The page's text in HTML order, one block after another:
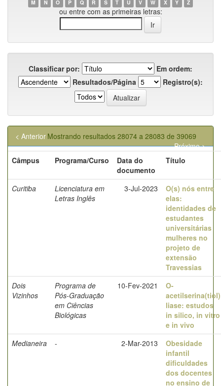
M
N O P Q R S T U V W X Y Z
ou entre com as primeiras letras:
Classificar por:
Em ordem:
Resultados/Página
Registro(s):
Mostrando resultados 28074 a 28083 de 39069
< Anterior
Próximo >
Câmpus
Programa/Curso
Data do
documento
Título
Curitiba
Licenciatura em
Letras Inglês
3-Jul-2023
O(s) nós entre
elas:
identidades de
estudantes
universitárias
mulheres no
projeto de
extensão
Travessias
Dois
Vizinhos
Programa de
Pós-Graduação
em Ciências
Biológicas
10-Fev-2021
O-
acetilserina(tiol)
liase: estudos
in silico, in vitro
e in vivo
Medianeira
- 2-Mar-2013
Obesidade
infantil
dificuldades
dos docentes
no ensino de